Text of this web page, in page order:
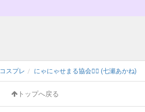
コスプレ にゃにゃせまる協会❤️‍🔥 (七瀬あかね)
トップへ戻る